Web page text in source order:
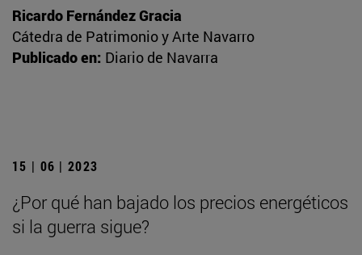
Ricardo Fernández Gracia
Cátedra de Patrimonio y Arte Navarro
Publicado en: Diario de Navarra
15 | 06 | 2023
¿Por qué han bajado los precios energéticos
si la guerra sigue?